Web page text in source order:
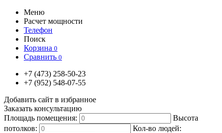
Меню
Расчет мощности
Телефон
Поиск
Корзина 0
Сравнить 0
+7 (473) 258-50-23
+7 (952) 548-07-55
Добавить сайт в избранное
Заказать консультацию
Площадь помещения:
Высота
потолков:
Кол-во людей: